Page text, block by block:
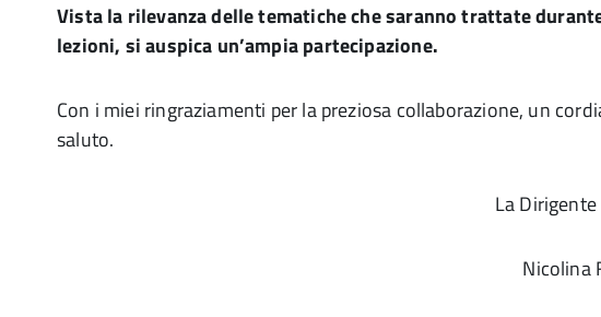
Vista la rilevanza delle tematiche che saranno trattate
lezioni, si auspica un’ampia partecipazione.
Con i miei ringraziamenti per la preziosa collaborazione, un
saluto.
La
Nicolina